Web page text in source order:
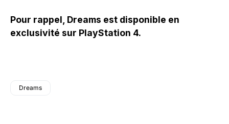
Pour rappel, Dreams est disponible en
exclusivité sur PlayStation 4.
Dreams